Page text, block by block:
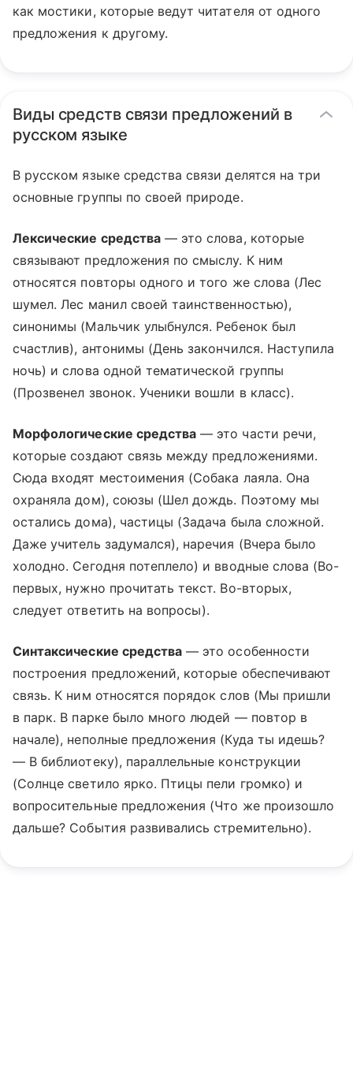
как мостики, которые ведут читателя от одного
предложения к другому.
Виды средств связи предложений в
русском языке
В русском языке средства связи делятся на три
основные группы по своей природе.
Лексические средства— это слова, которые
связывают предложения по смыслу. К ним
относятся повторы одного и того же слова (Лес
шумел. Лес манил своей таинственностью),
синонимы (Мальчик улыбнулся. Ребенок был
счастлив), антонимы (День закончился. Наступила
ночь) и слова одной тематической группы
(Прозвенел звонок. Ученики вошли в класс).
Морфологические средства — это части речи,
которые создают связь между предложениями.
Сюда входят местоимения (Собака лаяла. Она
охраняла дом), союзы (Шел дождь. Поэтому мы
остались дома), частицы (Задача была сложной.
Даже учитель задумался), наречия (Вчера было
холодно. Сегодня потеплело) и вводные слова (Во-
первых, нужно прочитать текст. Во-вторых,
следует ответить на вопросы).
Синтаксические средства — это особенности
построения предложений, которые обеспечивают
связь. К ним относятся порядок слов (Мы пришли
в парк. В парке было много людей — повтор в
начале), неполные предложения (Куда ты идешь?
— В библиотеку), параллельные конструкции
(Солнце светило ярко. Птицы пели громко) и
вопросительные предложения (Что же произошло
дальше? События развивались стремительно).